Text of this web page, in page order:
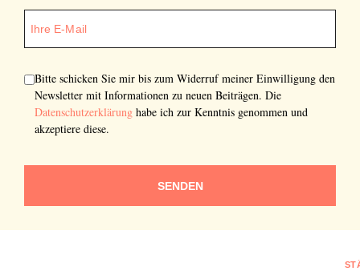
Bitte schicken Sie mir bis zum Widerruf meiner Einwilligung den
Newsletter mit Informationen zu neuen Beiträgen. Die
Datenschutzerklärung habe ich zur Kenntnis genommen und
akzeptiere diese.
SENDEN